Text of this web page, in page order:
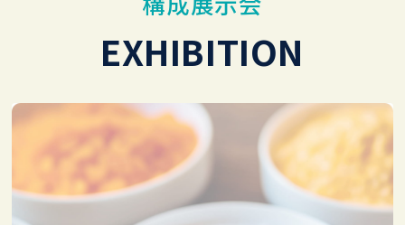
EXHIBITION